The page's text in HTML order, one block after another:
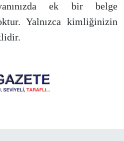
ek bir belge
Yalnızca kimliğinizin